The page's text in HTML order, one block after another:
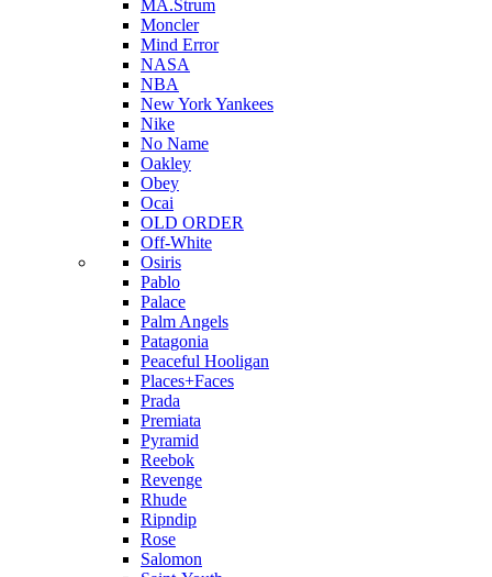
MA.Strum
Moncler
Mind Error
NASA
NBA
New York Yankees
Nike
No Name
Oakley
Obey
Ocai
OLD ORDER
Off-White
Osiris
Pablo
Palace
Palm Angels
Patagonia
Peaceful Hooligan
Places+Faces
Prada
Premiata
Pyramid
Reebok
Revenge
Rhude
Ripndip
Rose
Salomon